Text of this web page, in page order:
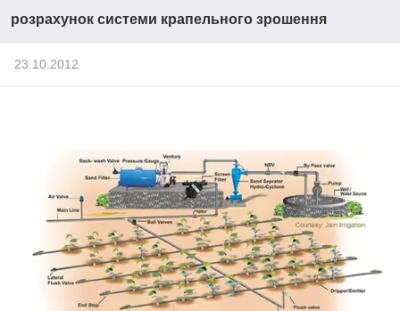
розрахунок системи крапельного зрошення
23.10.2012